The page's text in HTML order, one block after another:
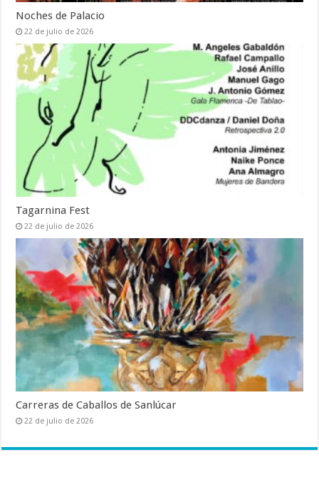
Noches de Palacio
22 de julio de 2026
Tagarnina Fest
22 de julio de 2026
Carreras de Caballos de Sanlúcar
22 de julio de 2026